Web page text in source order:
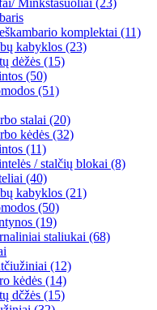
Minkštasuoliai (23)
komplektai (11)
kabyklos (23)
dėžės (15)
(50)
(51)
stalai (20)
kėdės (32)
(11)
/ stalčių blokai (8)
(40)
kabyklos (21)
(50)
(19)
staliukai (68)
(12)
kėdės (14)
dčžės (15)